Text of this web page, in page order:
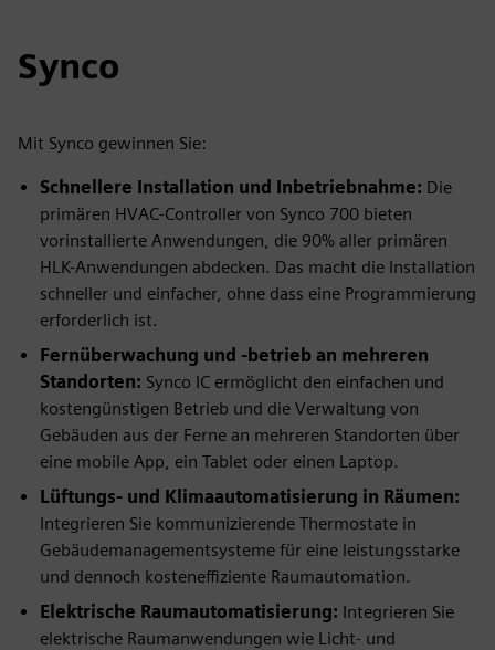
Synco
Mit Synco gewinnen Sie:
Schnellere Installation und Inbetriebnahme: Die
primären HVAC-Controller von Synco 700 bieten
vorinstallierte Anwendungen, die 90% aller primären
HLK-Anwendungen abdecken. Das macht die Installation
schneller und einfacher, ohne dass eine Programmierung
erforderlich ist.
Fernüberwachung und -betrieb an mehreren
Standorten: Synco IC ermöglicht den einfachen und
kostengünstigen Betrieb und die Verwaltung von
Gebäuden aus der Ferne an mehreren Standorten über
eine mobile App, ein Tablet oder einen Laptop.
Lüftungs- und Klimaautomatisierung in Räumen:
Integrieren Sie kommunizierende Thermostate in
Gebäudemanagementsysteme für eine leistungsstarke
und dennoch kosteneffiziente Raumautomation.
Elektrische Raumautomatisierung: Integrieren Sie
elektrische Raumanwendungen wie Licht- und